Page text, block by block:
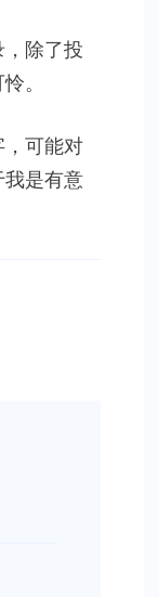
除了投
。
，可能对
我是有意